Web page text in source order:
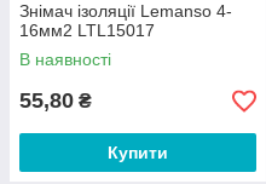
Знімач ізоляції Lemanso 4-
16мм2 LTL15017
В наявності
55,80 ₴
Купити